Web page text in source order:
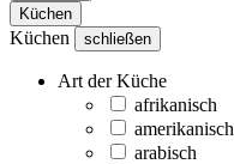
Küchen
Küchen schließen
Art der Küche
afrikanisch
amerikanisch
arabisch